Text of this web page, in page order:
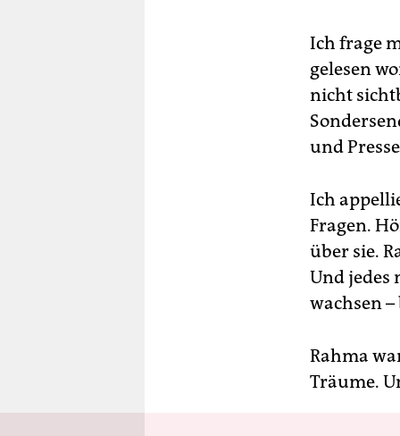
Ich frage
gelesen
nicht
und
Ich
Fragen.
über sie.
Und jedes
wachsen
Rahma
Träume.